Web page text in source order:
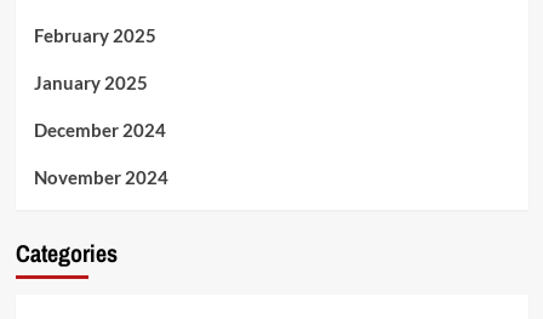
February 2025
January 2025
December 2024
November 2024
Categories